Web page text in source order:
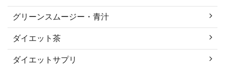
グリーンスムージー・青汁
ダイエット茶
ダイエットサプリ